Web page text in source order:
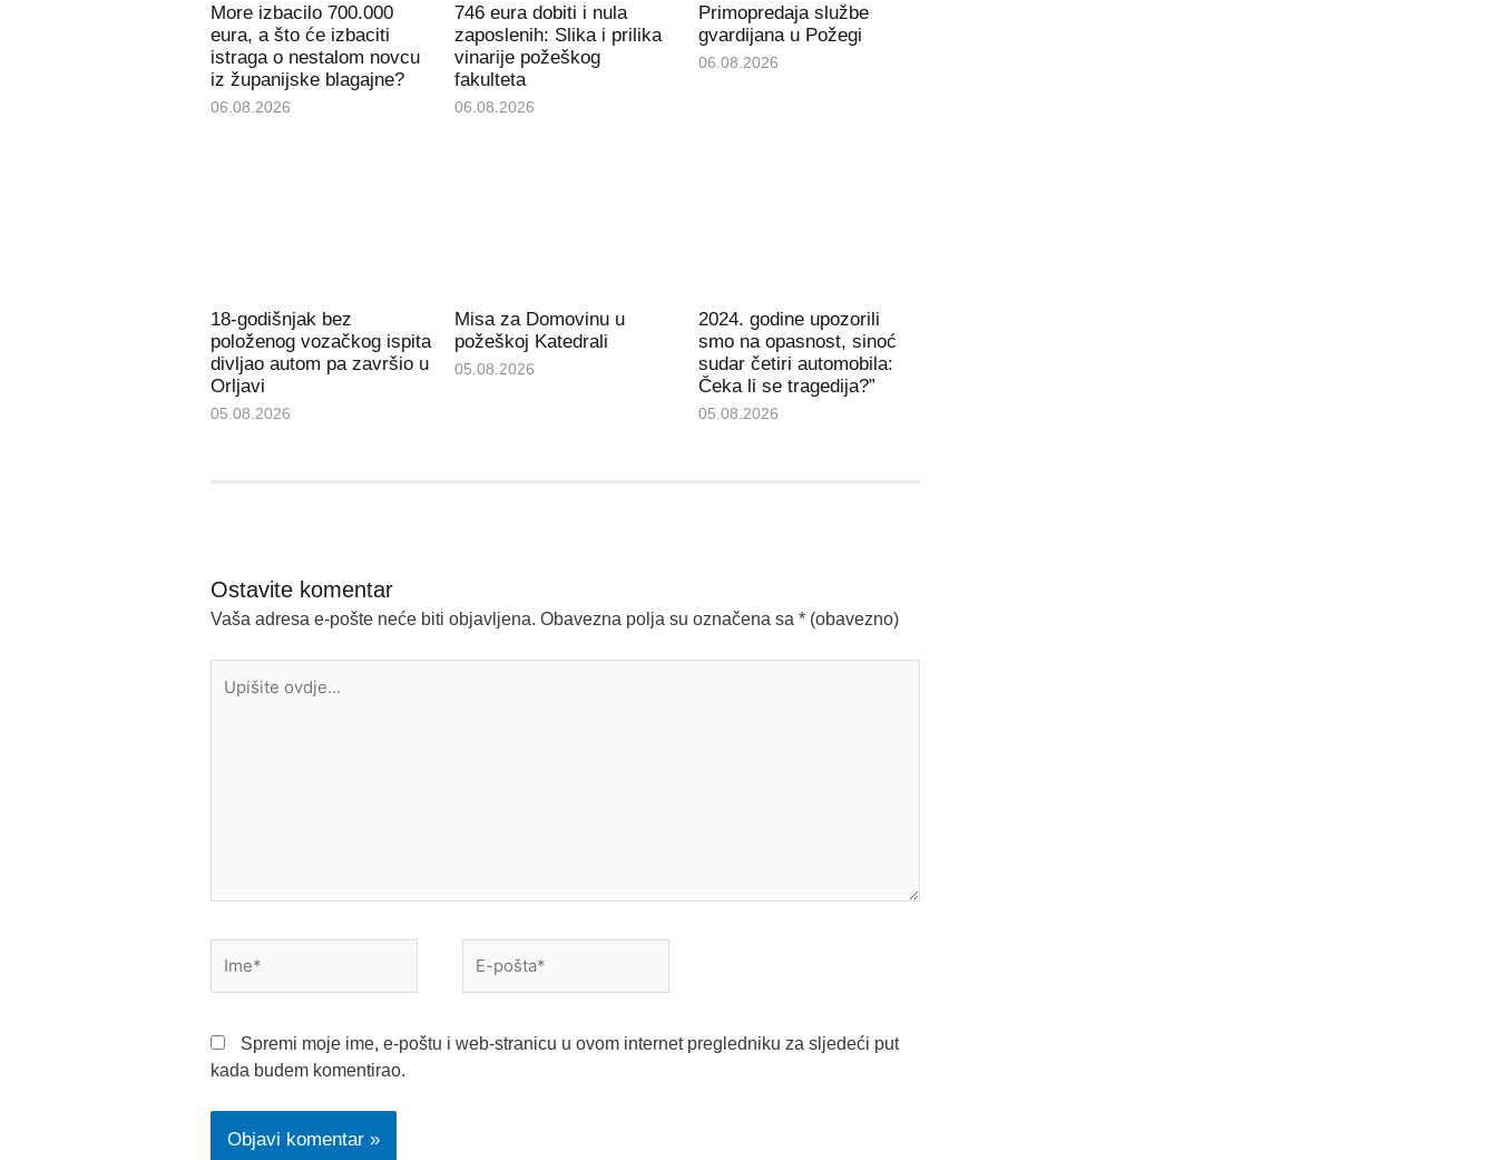
More izbacilo 700.000
eura, a što će izbaciti
istraga o nestalom novcu
iz županijske blagajne?
06.08.2026
746 eura dobiti i nula
zaposlenih: Slika i prilika
vinarije požeškog
fakulteta
06.08.2026
Primopredaja službe
gvardijana u Požegi
06.08.2026
18-godišnjak bez
položenog vozačkog ispita
divljao autom pa završio u
Orljavi
05.08.2026
Misa za Domovinu u
požeškoj Katedrali
05.08.2026
2024. godine upozorili
smo na opasnost, sinoć
sudar četiri automobila:
Čeka li se tragedija?”
05.08.2026
Ostavite komentar
Vaša adresa e-pošte neće biti objavljena. Obavezna polja su označena sa * (obavezno)
ovdje...
pošta*
Spremi moje ime, e-poštu i web-stranicu u ovom internet pregledniku za sljedeći put
kada budem komentirao.